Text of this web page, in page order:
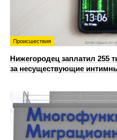
Происшествия
Нижегородец заплатил 255
за несуществующие